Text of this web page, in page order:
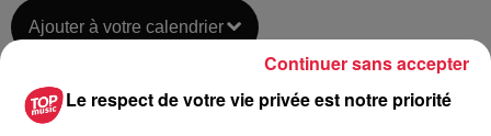
Ajouter à votre calendrier
6 août 2019 à 0h00
Le respect de votre vie privée est notre priorité
Continuer sans accepter